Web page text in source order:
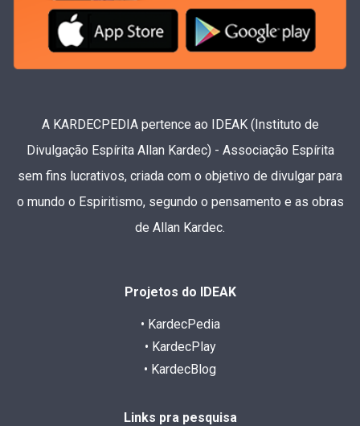
A KARDECPEDIA pertence ao IDEAK (Instituto de
Divulgação Espírita Allan Kardec) - Associação Espírita
sem fins lucrativos, criada com o objetivo de divulgar para
o mundo o Espiritismo, segundo o pensamento e as obras
de Allan Kardec.
Projetos do IDEAK
• KardecPedia
• KardecPlay
• KardecBlog
Links pra pesquisa